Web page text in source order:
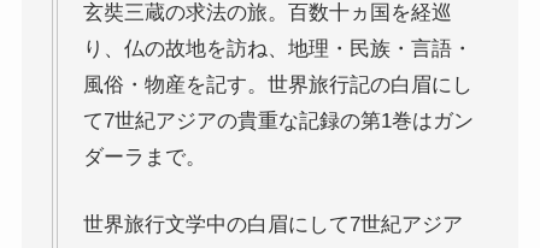
中国仏教と思想・歴史
日本仏教とその歴史
玄奘三蔵の求法の旅。百数十ヵ国を経巡
り、仏の故地を訪ね、地理・民族・言語・
風俗・物産を記す。世界旅行記の白眉にし
て7世紀アジアの貴重な記録の第1巻はガン
ダーラまで。
世界旅行文学中の白眉にして7世紀アジア